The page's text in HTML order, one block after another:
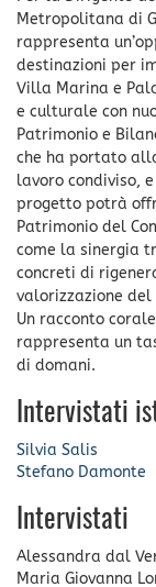
Metropolitana di
rappresenta
destinazioni per
Villa Marina e
e culturale con
Patrimonio e
che ha portato
lavoro condiviso,
progetto potrà
Patrimonio del
come la sinergia
concreti di
valorizzazione
Un racconto
rappresenta un
di domani.
Intervistati
Silvia Salis
Stefano Damonte
Intervistati
Alessandra dal
Maria Giovanna